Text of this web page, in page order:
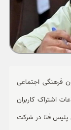
فرهنگی اجتماعی
اشتراک کاربران
فتا در شرکت